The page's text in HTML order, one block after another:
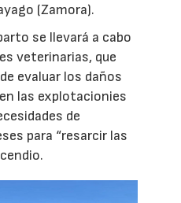
(Zamora).
se llevará a cabo
veterinarias, que
evaluar los daños
las explotacionies
de
para “resarcir las